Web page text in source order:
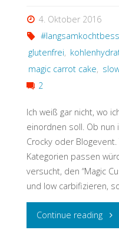
4. Oktober 2016
glutenfrei,
magic carrot cake,
2
Ich weiß gar nicht, wo
einordnen soll. Ob nun
Crocky oder
Kategorien passen
versucht, den “Magic
und low carbifizieren,
Continue reading